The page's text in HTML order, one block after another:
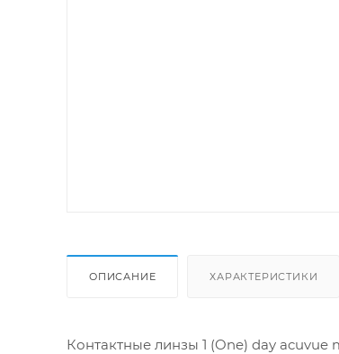
ОПИСАНИЕ ХАРАКТЕРИСТИКИ
Контактные линзы 1 (One) day acuvue